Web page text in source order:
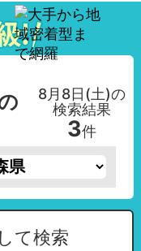
8月8日(土)の
検索結果
3件
て検索